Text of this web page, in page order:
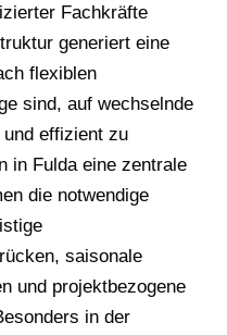
Fachkräfte
generiert eine
flexiblen
sind, auf wechselnde
effizient zu
in Fulda eine zentrale
die notwendige
saisonale
und projektbezogene
in der